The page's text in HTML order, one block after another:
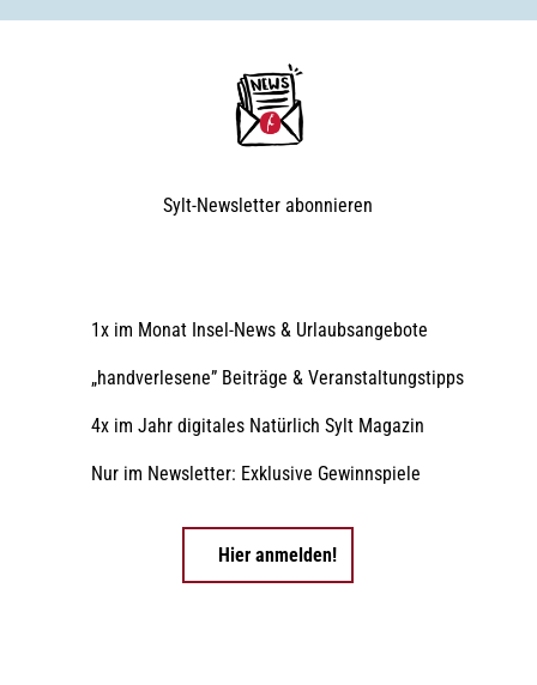
Sylt-Newsletter abonnieren
1x im Monat Insel-News & Urlaubsangebote
„handverlesene” Beiträge & Veranstaltungstipps
4x im Jahr digitales Natürlich Sylt Magazin
Nur im Newsletter: Exklusive Gewinnspiele
Hier anmelden!